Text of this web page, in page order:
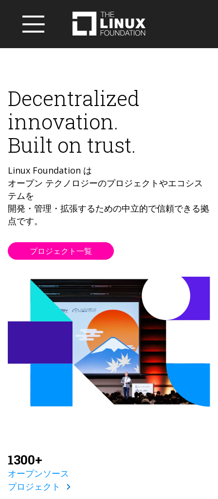
Decentralized
innovation.
Built on trust.
Linux Foundation は
オープン テクノロジーのプロジェクトやエコシス
テムを
開発・管理・拡張するための中立的で信頼できる拠
点です。
プロジェクト一覧
1300+
オープンソース
プロジェクト